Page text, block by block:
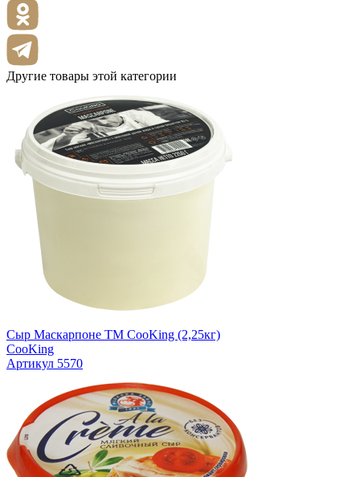
Другие товары этой категории
Сыр Маскарпоне ТМ CooKing (2,25кг)
CooKing
Артикул 5570